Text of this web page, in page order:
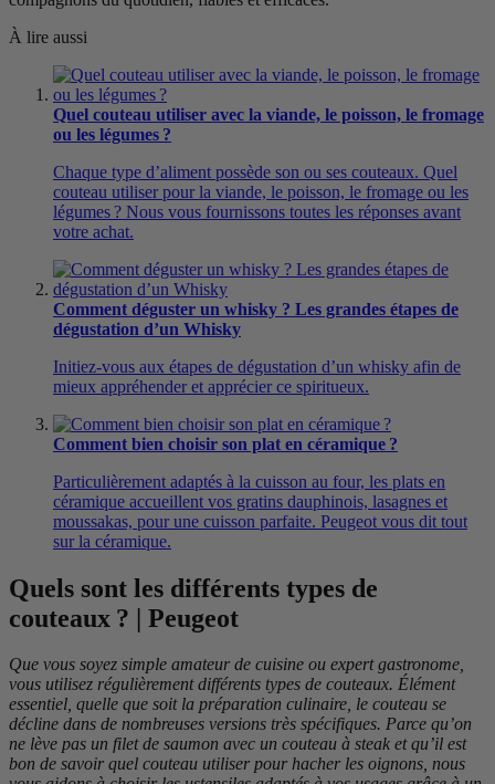
À lire aussi
Quel couteau utiliser avec la viande, le poisson, le fromage
ou les légumes ?
Chaque type d’aliment possède son ou ses couteaux. Quel
couteau utiliser pour la viande, le poisson, le fromage ou les
légumes ? Nous vous fournissons toutes les réponses avant
votre achat.
Comment déguster un whisky ? Les grandes étapes de
dégustation d’un Whisky
Initiez-vous aux étapes de dégustation d’un whisky afin de
mieux appréhender et apprécier ce spiritueux.
Comment bien choisir son plat en céramique ?
Particulièrement adaptés à la cuisson au four, les plats en
céramique accueillent vos gratins dauphinois, lasagnes et
moussakas, pour une cuisson parfaite. Peugeot vous dit tout
sur la céramique.
Quels sont les différents types de
couteaux ? | Peugeot
Que vous soyez simple amateur de cuisine ou expert gastronome,
vous utilisez régulièrement différents types de couteaux. Élément
essentiel, quelle que soit la préparation culinaire, le couteau se
décline dans de nombreuses versions très spécifiques. Parce qu’on
ne lève pas un filet de saumon avec un couteau à steak et qu’il est
bon de savoir quel couteau utiliser pour hacher les oignons, nous